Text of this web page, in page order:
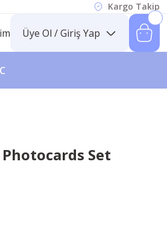
Kargo Takip
Üye Ol / Giriş Yap
Photocards Set